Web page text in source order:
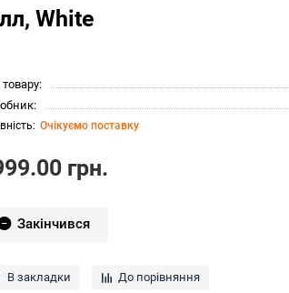
White
Очікуємо поставку
грн.
Закінчився
В закладки До порівняння